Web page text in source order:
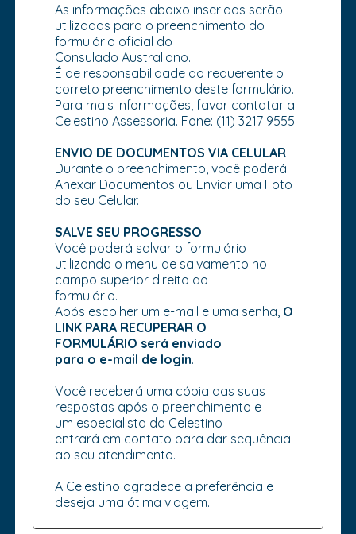
As informações abaixo inseridas serão
utilizadas para o preenchimento do
formulário oficial do
Consulado Australiano.
É de responsabilidade do requerente o
correto preenchimento deste formulário.
Para mais informações, favor contatar a
Celestino Assessoria. Fone: (11) 3217 9555
ENVIO DE DOCUMENTOS VIA CELULAR
Durante o preenchimento, você poderá
Anexar Documentos ou Enviar uma Foto
do seu Celular.
SALVE SEU PROGRESSO
Você poderá salvar o formulário
utilizando o menu de salvamento no
campo superior direito do
formulário.
Após escolher um e-mail e uma senha, O
LINK PARA RECUPERAR O
FORMULÁRIO será enviado
para o e-mail de login.
Você receberá uma cópia das suas
respostas após o preenchimento e
um especialista da Celestino
entrará em contato para dar sequência
ao seu atendimento.
A Celestino agradece a preferência e
deseja uma ótima viagem.